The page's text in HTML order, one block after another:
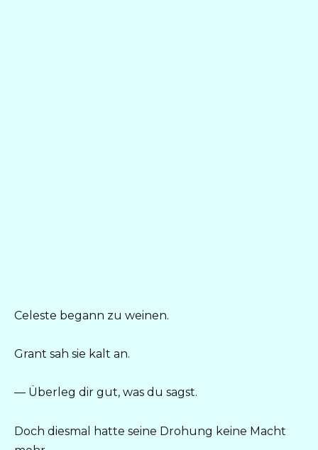
Celeste begann zu weinen.
Grant sah sie kalt an.
— Überleg dir gut, was du sagst.
Doch diesmal hatte seine Drohung keine Macht